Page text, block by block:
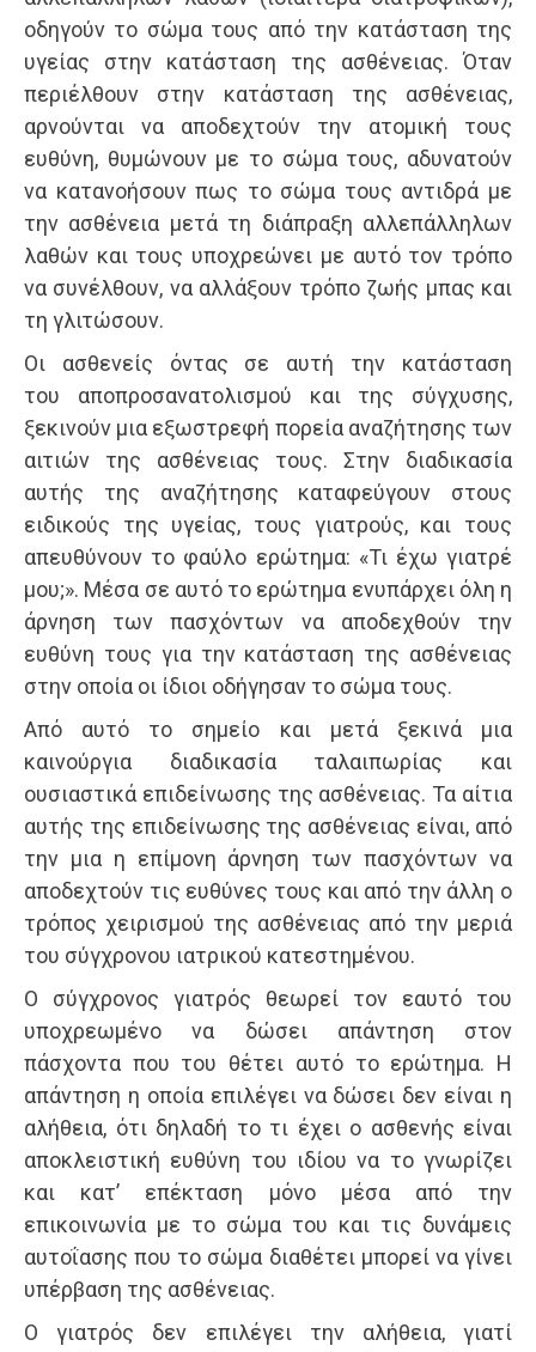
οδηγούν το σώμα τους από την κατάσταση της
υγείας στην κατάσταση της ασθένειας. Όταν
περιέλθουν στην κατάσταση της ασθένειας,
αρνούνται να αποδεχτούν την ατομική τους
ευθύνη, θυμώνουν με το σώμα τους, αδυνατούν
να κατανοήσουν πως το σώμα τους αντιδρά με
την ασθένεια μετά τη διάπραξη αλλεπάλληλων
λαθών και τους υποχρεώνει με αυτό τον τρόπο
να συνέλθουν, να αλλάξουν τρόπο ζωής μπας και
τη γλιτώσουν.
Οι ασθενείς όντας σε αυτή την κατάσταση
του αποπροσανατολισμού και της σύγχυσης,
ξεκινούν μια εξωστρεφή πορεία αναζήτησης των
αιτιών της ασθένειας τους. Στην διαδικασία
αυτής της αναζήτησης καταφεύγουν στους
ειδικούς της υγείας, τους γιατρούς, και τους
απευθύνουν το φαύλο ερώτημα: «Τι έχω γιατρέ
μου;». Μέσα σε αυτό το ερώτημα ενυπάρχει όλη η
άρνηση των πασχόντων να αποδεχθούν την
ευθύνη τους για την κατάσταση της ασθένειας
στην οποία οι ίδιοι οδήγησαν το σώμα τους.
Από αυτό το σημείο και μετά ξεκινά μια
καινούργια διαδικασία ταλαιπωρίας και
ουσιαστικά επιδείνωσης της ασθένειας. Τα αίτια
αυτής της επιδείνωσης της ασθένειας είναι, από
την μια η επίμονη άρνηση των πασχόντων να
αποδεχτούν τις ευθύνες τους και από την άλλη ο
τρόπος χειρισμού της ασθένειας από την μεριά
του σύγχρονου ιατρικού κατεστημένου.
Ο σύγχρονος γιατρός θεωρεί τον εαυτό του
υποχρεωμένο να δώσει απάντηση στον
πάσχοντα που του θέτει αυτό το ερώτημα. Η
απάντηση η οποία επιλέγει να δώσει δεν είναι η
αλήθεια, ότι δηλαδή το τι έχει ο ασθενής είναι
αποκλειστική ευθύνη του ιδίου να το γνωρίζει
και κατ’ επέκταση μόνο μέσα από την
επικοινωνία με το σώμα του και τις δυνάμεις
αυτοΐασης που το σώμα διαθέτει μπορεί να γίνει
υπέρβαση της ασθένειας.
Ο γιατρός δεν επιλέγει την αλήθεια, γιατί